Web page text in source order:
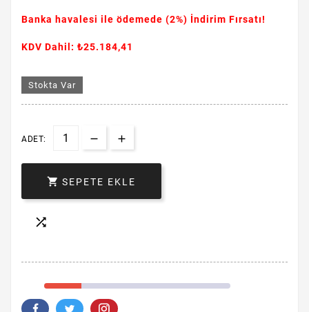
Banka havalesi ile ödemede (2%) İndirim Fırsatı!
KDV Dahil: ₺25.184,41
Stokta Var
ADET:
 SEPETE EKLE
